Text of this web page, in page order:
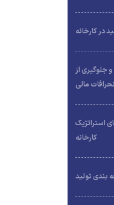
در کارخانه
جلوگیری از
مالی
استراتژیک
کارخانه
بندی تولید